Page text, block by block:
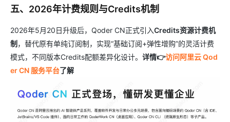
五、2026年计费规则与Credits机制
2026年5月20日升级后，Qoder CN正式引入Credits资源计费机
制 ，替代原有单纯订阅制，实现“基础订阅+弹性增购”的灵活计费
模式，不同版本Credits配额差异化设计。 详情👉访问阿里云 Qod
er CN 服务平台了解